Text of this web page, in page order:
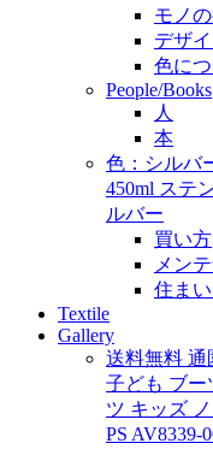
モノ
デザ
色に
People/Books
人
本
色：シルバ
450ml ステ
ルバー
買い方
メン
住ま
Textile
Gallery
送料無料 通
子ども ブー
ツ キッズ
PS AV8339-